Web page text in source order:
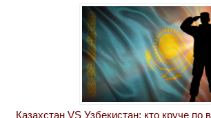
Казахстан VS Узбекистан: кто круче по